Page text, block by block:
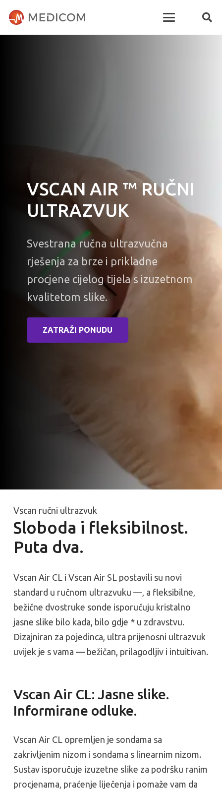
VSCAN AIR ™ RUČNI
ULTRAZVUK
Svestrana ručna ultrazvučna
rješenja za brze i prikladne
procjene cijelog tijela s izuzetnom
kvalitetom slike.
ZATRAŽI PONUDU
Vscan ručni ultrazvuk
Sloboda i fleksibilnost.
Puta dva.
Vscan Air CL i Vscan Air SL postavili su novi
standard u ručnom ultrazvuku —, a fleksibilne,
bežične dvostruke sonde isporučuju kristalno
jasne slike bilo kada, bilo gdje * u zdravstvu.
Dizajniran za pojedinca, ultra prijenosni ultrazvuk
uvijek je s vama — bežičan, prilagodljiv i intuitivan.
Vscan Air CL: Jasne slike.
Informirane odluke.
Vscan Air CL opremljen je sondama sa
zakrivljenim nizom i sondama s linearnim nizom.
Sustav isporučuje izuzetne slike za podršku ranim
procjenama, praćenje liječenja i pomaže vam da